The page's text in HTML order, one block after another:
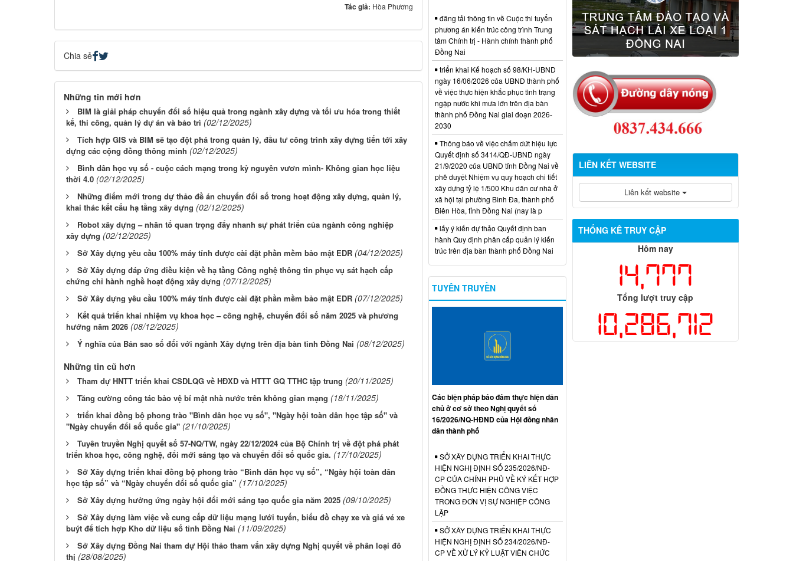
Tác giả: Hòa Phương
Chia sẻ
Những tin mới hơn
BIM là giải pháp chuyển đổi số hiệu quả trong ngành xây dựng và tối ưu hóa trong thiết
kế, thi công, quản lý dự án và bảo trì (02/12/2025)
Tích hợp GIS và BIM sẽ tạo đột phá trong quản lý, đầu tư công trình xây dựng tiến tới xây
dựng các cộng đồng thông minh (02/12/2025)
Bình dân học vụ số - cuộc cách mạng trong kỷ nguyên vươn mình- Không gian học liệu
thời 4.0 (02/12/2025)
Những điểm mới trong dự thảo đề án chuyển đổi số trong hoạt động xây dựng, quản lý,
khai thác kết cấu hạ tầng xây dựng (02/12/2025)
Robot xây dựng – nhân tố quan trọng đẩy nhanh sự phát triển của ngành công nghiệp
xây dựng (02/12/2025)
Sở Xây dựng yêu cầu 100% máy tính được cài đặt phần mềm bảo mật EDR (04/12/2025)
Sở Xây dựng đáp ứng điều kiện về hạ tầng Công nghệ thông tin phục vụ sát hạch cấp
chứng chỉ hành nghề hoạt động xây dựng (07/12/2025)
Sở Xây dựng yêu cầu 100% máy tính được cài đặt phần mềm bảo mật EDR (07/12/2025)
Kết quả triển khai nhiệm vụ khoa học – công nghệ, chuyển đổi số năm 2025 và phương
hướng năm 2026 (08/12/2025)
Ý nghĩa của Bản sao số đối với ngành Xây dựng trên địa bàn tỉnh Đồng Nai (08/12/2025)
Những tin cũ hơn
Tham dự HNTT triển khai CSDLQG về HĐXD và HTTT GQ TTHC tập trung (20/11/2025)
Tăng cường công tác bảo vệ bí mật nhà nước trên không gian mạng (18/11/2025)
triển khai đồng bộ phong trào "Bình dân học vụ số", "Ngày hội toàn dân học tập số" và
"Ngày chuyển đổi số quốc gia" (21/10/2025)
Tuyên truyền Nghị quyết số 57-NQ/TW, ngày 22/12/2024 của Bộ Chính trị về đột phá phát
triển khoa học, công nghệ, đổi mới sáng tạo và chuyển đổi số quốc gia. (17/10/2025)
Sở Xây dựng triển khai đồng bộ phong trào “Bình dân học vụ số”, “Ngày hội toàn dân
học tập số” và “Ngày chuyển đổi số quốc gia” (17/10/2025)
Sở Xây dựng hưởng ứng ngày hội đổi mới sáng tạo quốc gia năm 2025 (09/10/2025)
Sở Xây dựng làm việc về cung cấp dữ liệu mạng lưới tuyến, biểu đồ chạy xe và giá vé xe
buýt để tích hợp Kho dữ liệu số tỉnh Đồng Nai (11/09/2025)
Sở Xây dựng Đồng Nai tham dự Hội thảo tham vấn xây dựng Nghị quyết về phân loại đô
thị (28/08/2025)
LIÊN KẾT WEBSITE
Liên kết website
THỐNG KÊ TRUY CẬP
Hôm nay
14,777
Tổng lượt truy cập
10,286,712
đăng tải thông tin về Cuộc thi tuyển
phương án kiến trúc công trình Trung
tâm Chính trị - Hành chính thành phố
Đồng Nai
triển khai Kế hoạch số 98/KH-UBND
ngày 16/06/2026 của UBND thành phố
về việc thực hiện khắc phục tình trạng
ngập nước khi mưa lớn trên địa bàn
thành phố Đồng Nai giai đoạn 2026-
2030
Thông báo về việc chấm dứt hiệu lực
Quyết định số 3414/QĐ-UBND ngày
21/9/2020 của UBND tỉnh Đồng Nai về
phê duyệt Nhiệm vụ quy hoạch chi tiết
xây dựng tỷ lệ 1/500 Khu dân cư nhà ở
xã hội tại phường Bình Đa, thành phố
Biên Hòa, tỉnh Đồng Nai (nay là p
lấy ý kiến dự thảo Quyết định ban
hành Quy định phân cấp quản lý kiến
trúc trên địa bàn thành phố Đồng Nai
TUYÊN TRUYỀN
Các biện pháp bảo đảm thực hiện dân
chủ ở cơ sở theo Nghị quyết số
16/2026/NQ-HĐND của Hội đồng nhân
dân thành phố
SỞ XÂY DỰNG TRIỂN KHAI THỰC
HIỆN NGHỊ ĐỊNH SỐ 235/2026/NĐ-
CP CỦA CHÍNH PHỦ VỀ KÝ KẾT HỢP
ĐỒNG THỰC HIỆN CÔNG VIỆC
TRONG ĐƠN VỊ SỰ NGHIỆP CÔNG
LẬP
SỞ XÂY DỰNG TRIỂN KHAI THỰC
HIỆN NGHỊ ĐỊNH SỐ 234/2026/NĐ-
CP VỀ XỬ LÝ KỶ LUẬT VIÊN CHỨC